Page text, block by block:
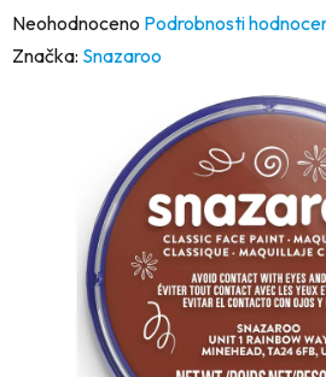
Průměrné
hodnocení
hvězdiček.
Neohodnoceno Podrobnosti
Značka: Snazaroo